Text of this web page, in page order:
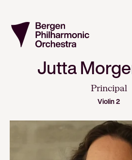
Jutta
Principal
Violin 2